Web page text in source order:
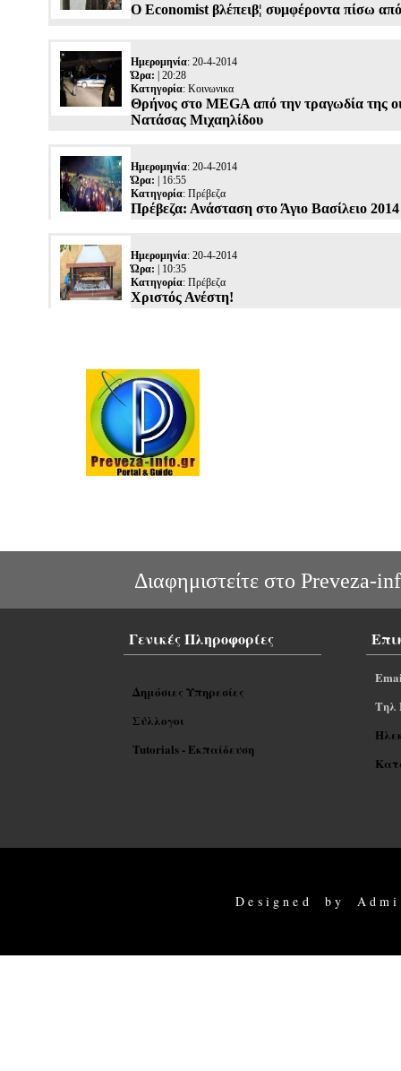
Ο Economist βλέπειβ¦ συμφέροντα πίσω
Ημερομηνία: 20-4-2014
Ώρα:
| 20:28
Κατηγορία: Κοινωνικα
Θρήνος στο MEGA από την τραγωδία της
Νατάσας Μιχαηλίδου
Ημερομηνία: 20-4-2014
Ώρα:
| 16:55
Κατηγορία: Πρέβεζα
Πρέβεζα: Ανάσταση στο Άγιο Βασίλειο 2014
Ημερομηνία: 20-4-2014
Ώρα:
| 10:35
Κατηγορία: Πρέβεζα
Χριστός Ανέστη!
Διαφημιστείτε στο Preveza-
Γενικές Πληροφορίες
Δημόσιες Υπηρεσίες
Σύλλογοι
Tutorials - Εκπαίδευση
Tηλ
Designed by